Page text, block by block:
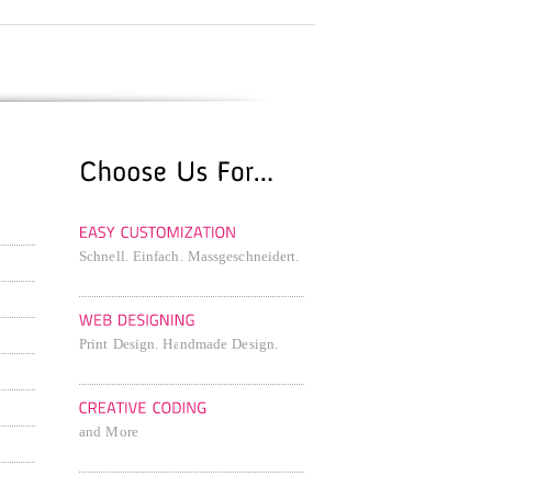
Schnell. Einfach. Massgeschneidert.
Print Design. Handmade Design.
and More